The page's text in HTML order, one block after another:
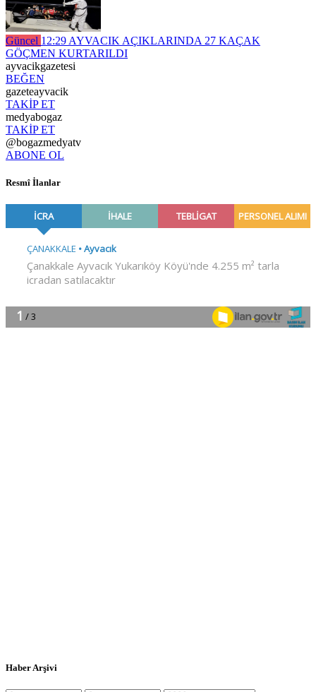
Güncel 12:29 AYVACIK AÇIKLARINDA 27 KAÇAK
GÖÇMEN KURTARILDI
ayvacikgazetesi
BEĞEN
gazeteayvacik
TAKİP ET
medyabogaz
TAKİP ET
@bogazmedyatv
ABONE OL
Resmî İlanlar
Haber Arşivi